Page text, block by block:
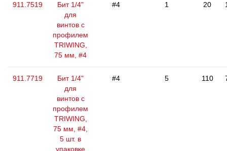
911.7519
Бит 1/4"
для
винтов с
профилем
TRIWING,
75 мм, #4
#4 1 20
911.7719
Бит 1/4"
для
винтов с
профилем
TRIWING,
75 мм, #4,
5 шт. в
упаковке
#4 5 110